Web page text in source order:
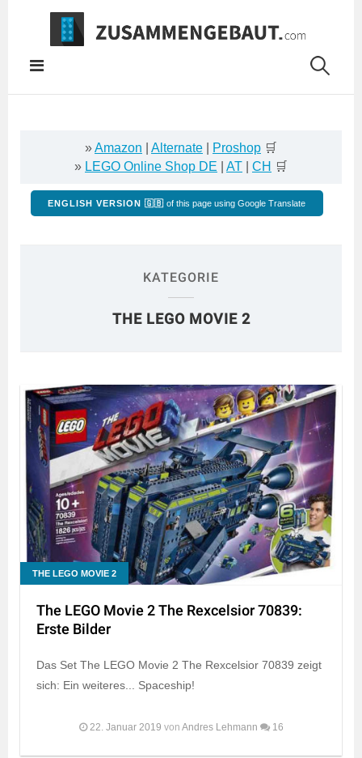
Springe
Inhalt
»Amazon Alternate Proshop 🛒
» LEGO Online Shop DE AT CH 🛒
ENGLISH VERSION 🇬🇧 of this page using Google Translate
KATEGORIE
THE LEGO MOVIE 2
THE LEGO MOVIE 2
The LEGO Movie 2 The Rexcelsior 70839:
Erste Bilder
Das Set The LEGO Movie 2 The Rexcelsior 70839 zeigt
sich: Ein weiteres... Spaceship!
22. Januar 2019 von Andres Lehmann 16